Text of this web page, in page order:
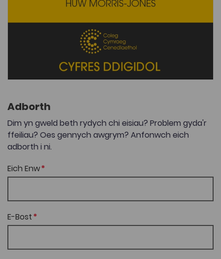
Adborth
Dim yn gweld beth rydych chi eisiau? Problem gyda'r
ffeiliau? Oes gennych awgrym? Anfonwch eich
adborth i ni.
Eich Enw
E-Bost